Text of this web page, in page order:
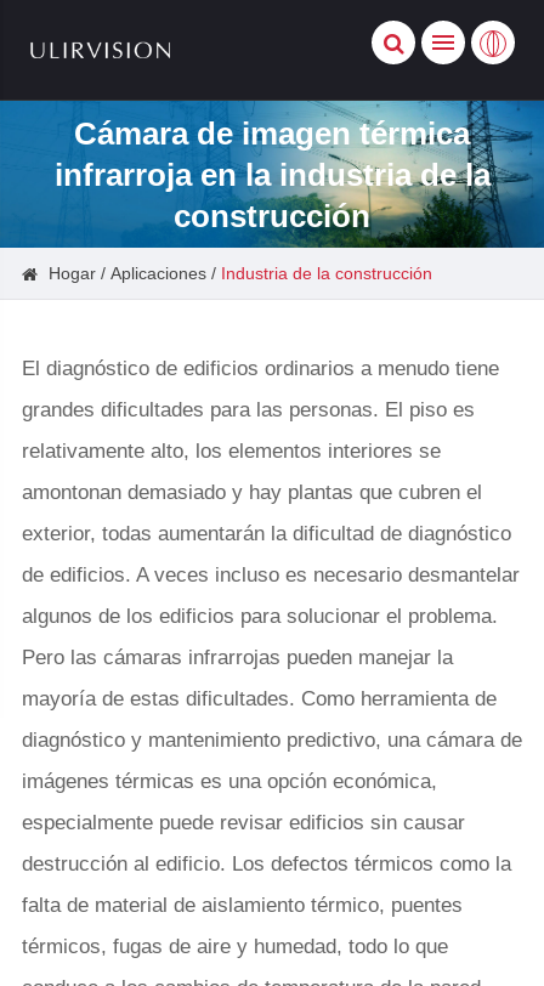
Cámara de imagen térmica
infrarroja en la industria de la
construcción
Hogar Aplicaciones Industria de la construcción
El diagnóstico de edificios ordinarios a menudo tiene
grandes dificultades para las personas. El piso es
relativamente alto, los elementos interiores se
amontonan demasiado y hay plantas que cubren el
exterior, todas aumentarán la dificultad de diagnóstico
de edificios. A veces incluso es necesario desmantelar
algunos de los edificios para solucionar el problema.
Pero las cámaras infrarrojas pueden manejar la
mayoría de estas dificultades. Como herramienta de
diagnóstico y mantenimiento predictivo, una cámara de
imágenes térmicas es una opción económica,
especialmente puede revisar edificios sin causar
destrucción al edificio. Los defectos térmicos como la
falta de material de aislamiento térmico, puentes
térmicos, fugas de aire y humedad, todo lo que